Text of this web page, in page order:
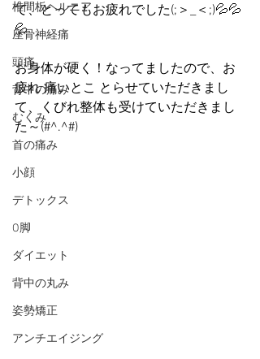
椎間板ヘルニア
座骨神経痛
頭痛
背中の痛み
むくみ
首の痛み
小顔
デトックス
O脚
ダイエット
背中の丸み
姿勢矯正
アンチエイジング
て、とってもお疲れでした(;＞_＜;)💦💦
💦
お身体が硬く！なってましたので、お
疲れ 痛いとこ とらせていただきまし
て、くびれ整体も受けていただきまし
た～(#^.^#)